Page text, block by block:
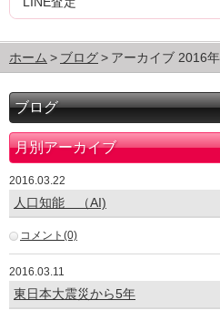
ホーム ブログ アーカイブ 2016
ブログ
月別アーカイブ
2016.03.22
人口知能 （AI)
コメント(0)
2016.03.11
東日本大震災から5年